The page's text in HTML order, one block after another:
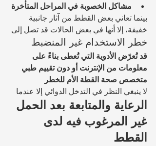
مشاكل الخصوبة في المراحل المتأخرة
بينما تعاني بعض القطط من آثار جانبية
خفيفة، إلا أنها في بعض الحالات قد تصل إلى
خطر الاستخدام غير المنضبط
قد تُعرّض الأدوية التي تُعطى بناءً على
معلومات من الإنترنت أو دون تقييم طبي
متخصص صحة القطة الأم للخطر
لا ينبغي النظر في التدخل الدوائي إلا عندما
الرعاية والمتابعة بعد الحمل
غير المرغوب فيه لدى
القطط